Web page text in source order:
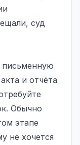
суд
письменную
и отчёта
Обычно
этапе
не хочется